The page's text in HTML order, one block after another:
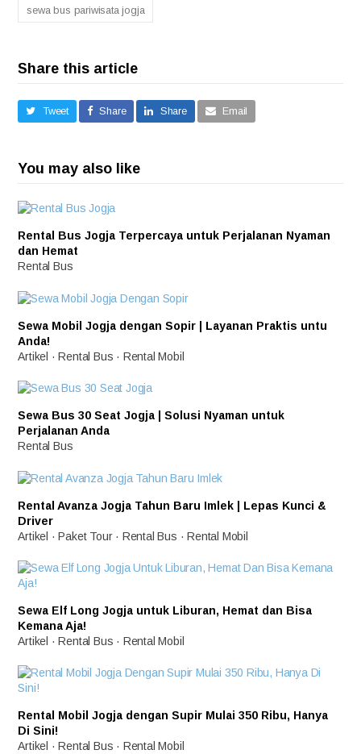
sewa bus pariwisata jogja
Share this article
Tweet Share Share Email
You may also like
Rental Bus Jogja Terpercaya untuk Perjalanan Nyaman
dan Hemat
Rental Bus
Sewa Mobil Jogja dengan Sopir | Layanan Praktis untu
Anda!
Artikel ·Rental Bus · Rental Mobil
Sewa Bus 30 Seat Jogja | Solusi Nyaman untuk
Perjalanan Anda
Rental Bus
Rental Avanza Jogja Tahun Baru Imlek | Lepas Kunci &
Driver
Artikel ·Paket Tour· Rental Bus ·Rental Mobil
Sewa Elf Long Jogja untuk Liburan, Hemat dan Bisa
Kemana Aja!
Artikel ·Rental Bus · Rental Mobil
Rental Mobil Jogja dengan Supir Mulai 350 Ribu, Hanya
Di Sini!
Artikel ·Rental Bus · Rental Mobil